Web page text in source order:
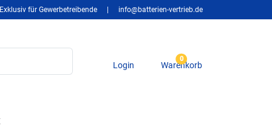
Exklusiv für Gewerbetreibende info@batterien-vertrieb.de
Login
0
Warenkorb